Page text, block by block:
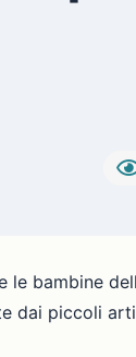
bambine
dai piccoli